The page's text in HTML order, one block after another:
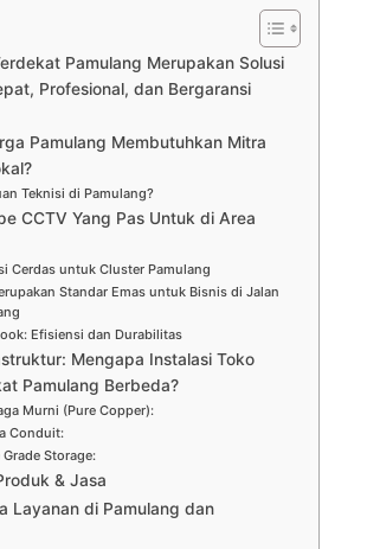
Pamulang Merupakan Solusi
Profesional, dan Bergaransi
Pamulang Membutuhkan Mitra
Teknisi di Pamulang?
CCTV Yang Pas Untuk di Area
Cerdas untuk Cluster Pamulang
Standar Emas untuk Bisnis di Jalan
Efisiensi dan Durabilitas
Mengapa Instalasi Toko
Pamulang Berbeda?
Murni (Pure Copper):
Conduit:
Storage:
& Jasa
Layanan di Pamulang dan